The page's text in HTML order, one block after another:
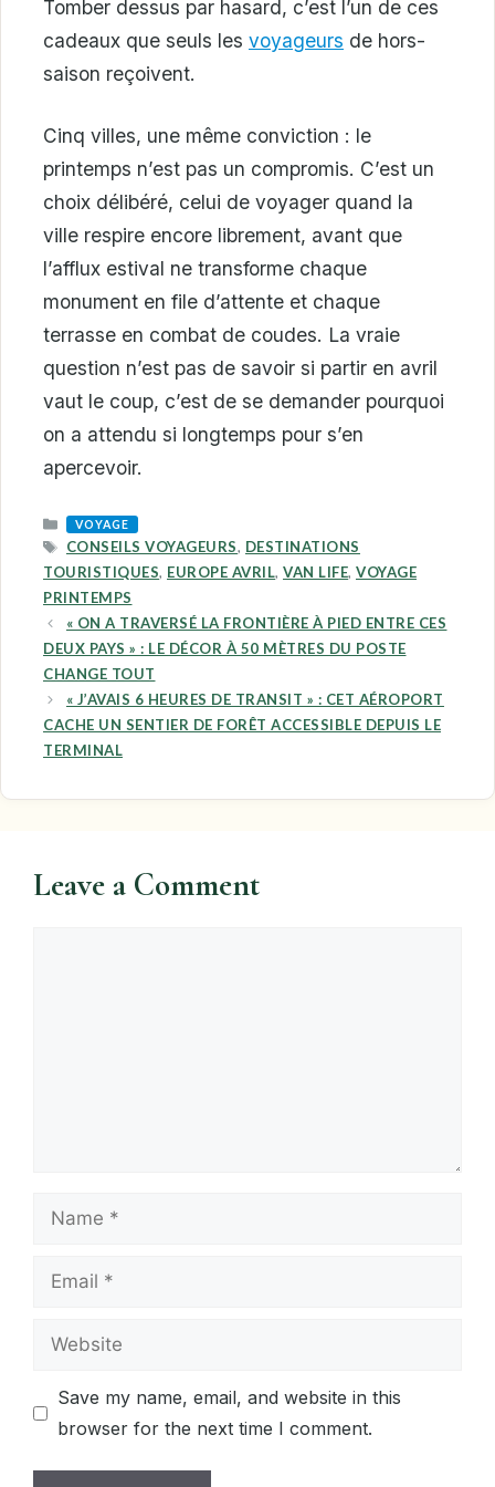
Tomber dessus par hasard, c’est l’un de ces
cadeaux que seuls les voyageurs de hors-
saison reçoivent.
Cinq villes, une même conviction : le
printemps n’est pas un compromis. C’est un
choix délibéré, celui de voyager quand la
ville respire encore librement, avant que
l’afflux estival ne transforme chaque
monument en file d’attente et chaque
terrasse en combat de coudes. La vraie
question n’est pas de savoir si partir en avril
vaut le coup, c’est de se demander pourquoi
on a attendu si longtemps pour s’en
apercevoir.
CATEGORIES
VOYAGE
TAGS
CONSEILS VOYAGEURS, DESTINATIONS
TOURISTIQUES, EUROPE AVRIL, VAN LIFE, VOYAGE
PRINTEMPS
« ON A TRAVERSÉ LA FRONTIÈRE À PIED ENTRE CES
DEUX PAYS » : LE DÉCOR À 50 MÈTRES DU POSTE
CHANGE TOUT
« J’AVAIS 6 HEURES DE TRANSIT » : CET AÉROPORT
CACHE UN SENTIER DE FORÊT ACCESSIBLE DEPUIS LE
TERMINAL
Leave a Comment
Name
Email
Website
Save my name, email, and website in this
browser for the next time I comment.